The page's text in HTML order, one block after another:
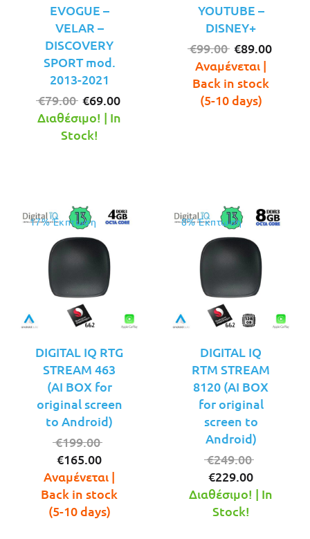
EVOGUE –
VELAR –
DISCOVERY
SPORT mod.
2013-2021
€79.00 Original
price
was:
€69.00
Διαθέσιμο! | In
Stock!
YOUTUBE –
DISNEY+
€99.00 Original
price
was:
€99.00.
€89.00
Αναμένεται |
Back in stock
(5-10 days)
17% Έκπτωση
DIGITAL IQ RTG
STREAM 463
(AI BOX for
original screen
to Android)
€199.00
was:
€199.00.
€165.00
τρέχουσα
τιμή
είναι:
Αναμένεται |
Back in stock
(5-10 days)
8% Έκπτωση
DIGITAL IQ
RTM STREAM
8120 (AI BOX
for original
screen to
Android)
€249.00
was:
€229.00
τρέχουσα
Διαθέσιμο! | In
Stock!